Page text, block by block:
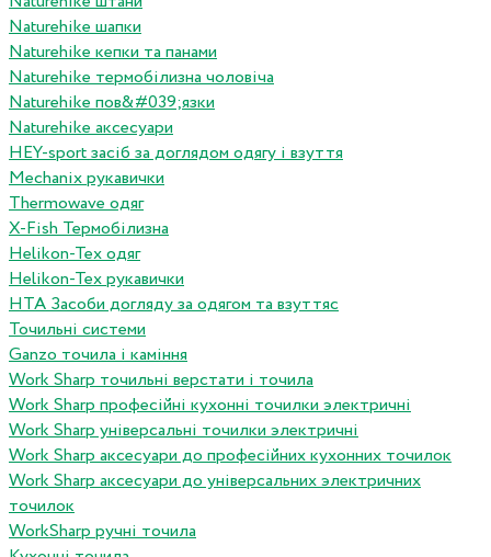
Naturehike шапки
Naturehike кепки та панами
Naturehike термобілизна чоловіча
Naturehike пов&#039;язки
Naturehike аксесуари
HEY-sport засіб за доглядом одягу і взуття
Mechanix рукавички
Thermowave одяг
X-Fish Термобілизна
Helikon-Tex одяг
Helikon-Tex рукавички
HTA Засоби догляду за одягом та взуттяс
Точильні системи
Ganzo точила і каміння
Work Sharp точильні верстати і точила
Work Sharp професiйнi кухоннi точилки электричнi
Work Sharp унiверсальнi точилки электричнi
Work Sharp аксесуари до професiйних кухонних точилок
Work Sharp аксесуари до унiверсальних электричних
точилок
WorkSharp ручні точила